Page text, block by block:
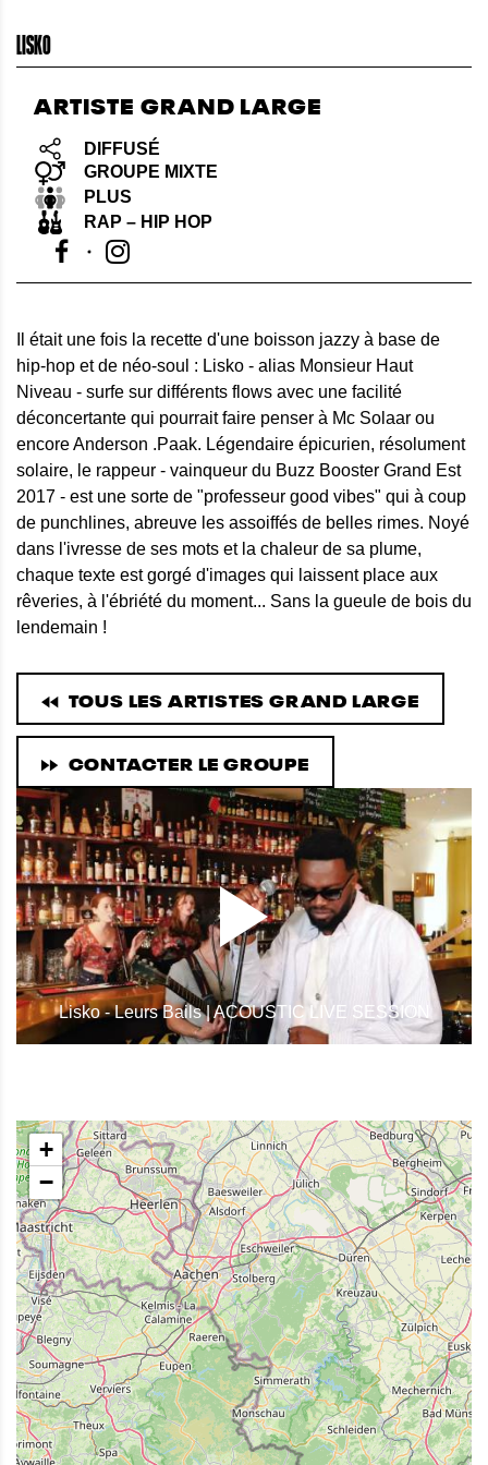
LISKO
ARTISTE GRAND LARGE
DIFFUSÉ
GROUPE MIXTE
PLUS
RAP – HIP HOP
Il était une fois la recette d'une boisson jazzy à base de
hip-hop et de néo-soul : Lisko - alias Monsieur Haut
Niveau - surfe sur différents flows avec une facilité
déconcertante qui pourrait faire penser à Mc Solaar ou
encore Anderson .Paak. Légendaire épicurien, résolument
solaire, le rappeur - vainqueur du Buzz Booster Grand Est
2017 - est une sorte de "professeur good vibes" qui à coup
de punchlines, abreuve les assoiffés de belles rimes. Noyé
dans l'ivresse de ses mots et la chaleur de sa plume,
chaque texte est gorgé d'images qui laissent place aux
rêveries, à l'ébriété du moment... Sans la gueule de bois du
lendemain !
TOUS LES ARTISTES GRAND LARGE
CONTACTER LE GROUPE
Lisko - Leurs Bails | ACOUSTIC LIVE SESSION
+
−